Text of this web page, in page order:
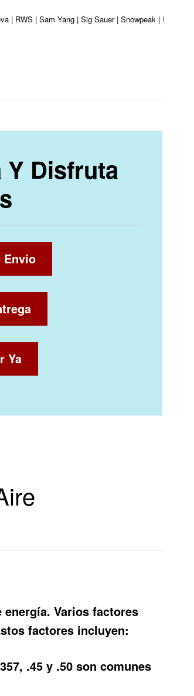
RWS | Sam Yang | Sig Sauer | Snowpeak | Umarex
Disfruta
Envio
Ya
Varios factores
factores incluyen:
.45 y .50 son comunes